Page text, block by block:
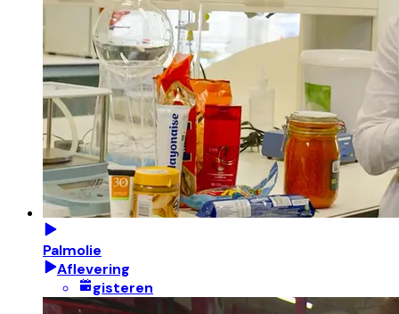
Palmolie
Aflevering
gisteren